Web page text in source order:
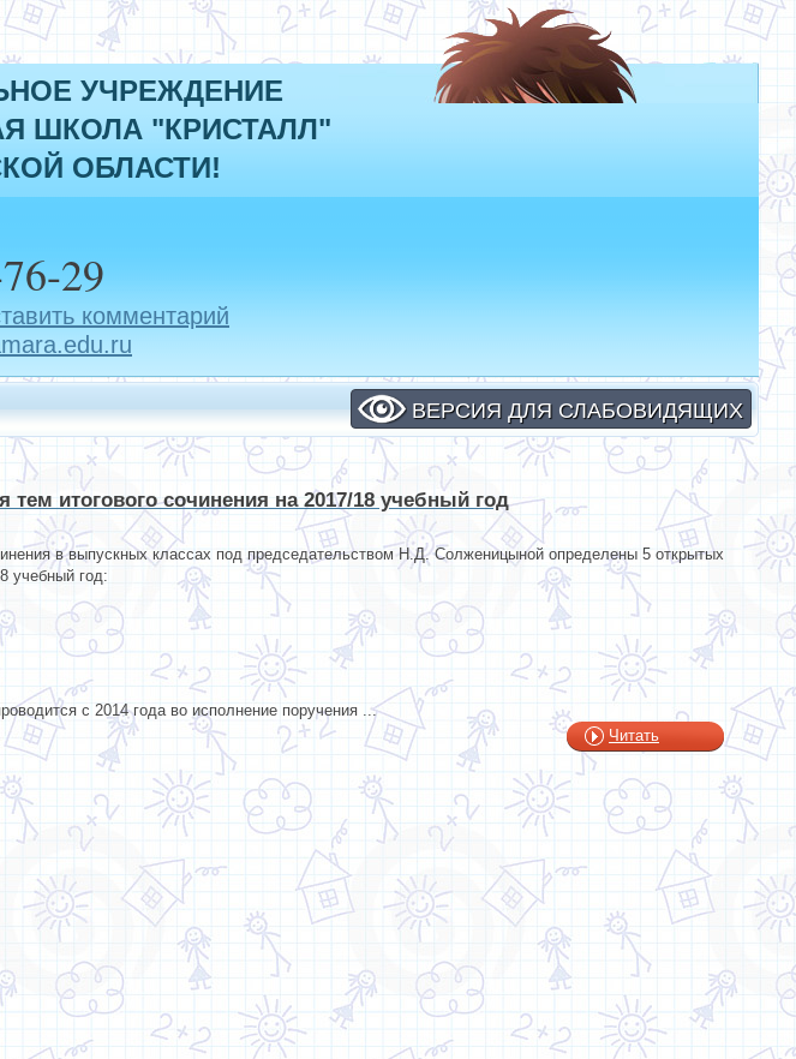
УЧРЕЖДЕНИЕ
ШКОЛА "КРИСТАЛЛ"
ОБЛАСТИ!
29
комментарий
ВЕРСИЯ ДЛЯ СЛАБОВИДЯЩИХ
итогового сочинения на 2017/18 учебный год
в выпускных классах под председательством Н.Д. Солженицыной определены 5 открытых
учебный год:
с 2014 года во исполнение поручения ...
Читать